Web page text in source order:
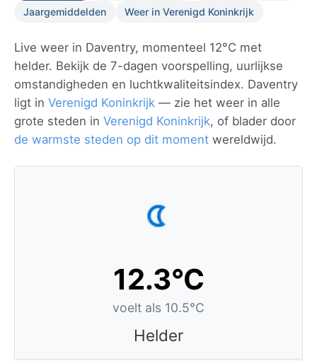
Jaargemiddelden
Weer in Verenigd Koninkrijk
Live weer in Daventry, momenteel 12°C met
helder. Bekijk de 7-dagen voorspelling, uurlijkse
omstandigheden en luchtkwaliteitsindex. Daventry
ligt in Verenigd Koninkrijk — zie het weer in alle
grote steden in Verenigd Koninkrijk, of blader door
de warmste steden op dit moment wereldwijd.
12.3°C
voelt als 10.5°C
Helder